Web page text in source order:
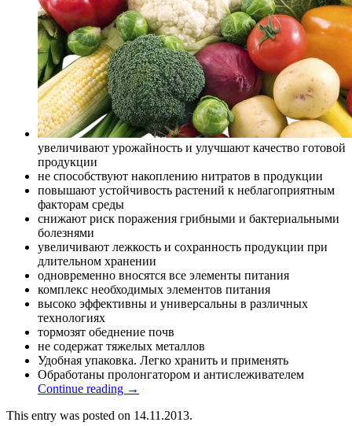
увеличивают урожайность и улучшают качество готовой
продукции
не способствуют накоплению нитратов в продукции
повышают устойчивость растений к неблагоприятным
факторам среды
снижают риск поражения грибными и бактериальными
болезнями
увеличивают лежкость и сохранность продукции при
длительном хранении
одновременно вносятся все элементы питания
комплекс необходимых элементов питания
высоко эффективны и универсальны в различных
технологиях
тормозят обеднение почв
не содержат тяжелых металлов
Удобная упаковка. Легко хранить и применять
Обработаны пролонгатором и антислеживателем
Continue reading →
This entry was posted on 14.11.2013.